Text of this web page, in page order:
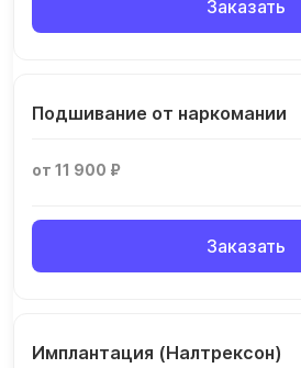
Заказать
Подшивание от наркомании
от 11 900 ₽
Заказать
Имплантация (Налтрексон)